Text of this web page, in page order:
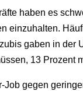
haben es
einzuhalten.
gaben in der
13 Prozent
Job gegen